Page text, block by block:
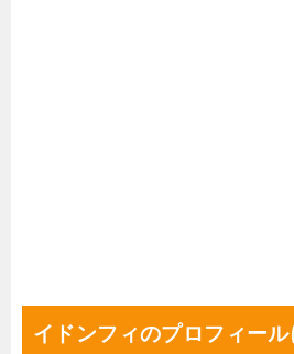
イドンフィのプロフィール